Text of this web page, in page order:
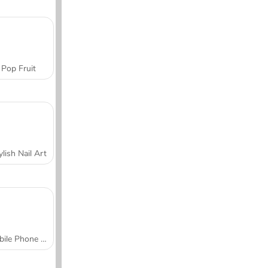
Pop Fruit
Nail Art
Mobile Phone Case Design & DIY